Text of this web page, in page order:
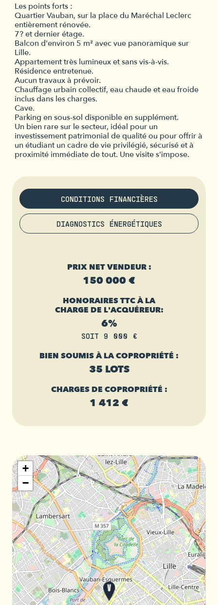
Les points forts :
Quartier Vauban, sur la place du Maréchal Leclerc
entièrement rénovée.
7? et dernier étage.
Balcon d'environ 5 m² avec vue panoramique sur
Lille.
Appartement très lumineux et sans vis-à-vis.
Résidence entretenue.
Aucun travaux à prévoir.
Chauffage urbain collectif, eau chaude et eau froide
inclus dans les charges.
Cave.
Parking en sous-sol disponible en supplément.
Un bien rare sur le secteur, idéal pour un
investissement patrimonial de qualité ou pour offrir à
un étudiant un cadre de vie privilégié, sécurisé et à
proximité immédiate de tout. Une visite s'impose.
CONDITIONS FINANCIÈRES
DIAGNOSTICS ÉNERGÉTIQUES
PRIX NET VENDEUR :
150 000 €
HONORAIRES TTC À LA
CHARGE DE L'ACQUÉREUR:
6%
SOIT 9 000 €
BIEN SOUMIS À LA COPROPRIÉTÉ :
35 LOTS
CHARGES DE COPROPRIÉTÉ :
1 412 €
+
−